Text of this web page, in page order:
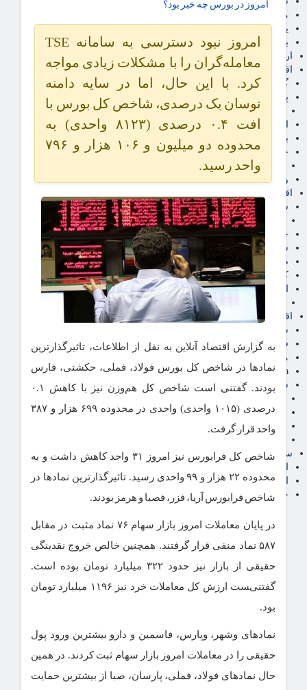
مالیات
یارانه و معیشت مردم
برق، آب و انرژی
ارز دیجیتال
اقتصاد اجتماعی
گردشگری
پزشکی، سلامت و زیبایی
ایران مدلب
اجتماعی
بازنشستگان
حقوق و قضایی
دفتر وکیل
ورزشی
اقتصاد شهری و روستایی
شهر و مسکن و عمران
گسترش ساختمان
حمل و نقل
شهرک های صنعتی
صنایع غذایی
کشاورزی و دامداری
اخبار استان ها
استان تهران
اقتصاد بین الملل
سیاسی
فارکس
مناطق آزاد تجاری
24intermedia
سایر اخبار اقتصادی
فناوری
آگهی رسمی و مزایده
سایر رسانه ها
اقتصاد آفرین
خرید انواع دیزل ژنراتور
امروز در بورس چه خبر بود؟
امروز نبود دسترسی به سامانه TSE
معامله‌گران را با مشکلات زیادی مواجه
کرد. با این حال، اما در سایه دامنه
نوسان یک درصدی، شاخص کل بورس با
افت ۰.۴ درصدی (۸۱۲۳ واحدی) به
محدوده دو میلیون و ۱۰۶ هزار و ۷۹۶
واحد رسید.
به گزارش اقتصاد آنلاین به نقل از اطلاعات، تاثیرگذارترین
نماد‌ها در شاخص کل بورس فولاد، فملی، حکشتی، فارس
بودند. گفتنی است شاخص کل هم‌وزن نیز با کاهش ۰.۱
درصدی (۱۰۱۵ واحدی) واحدی در محدوده ۶۹۹ هزار و ۳۸۷
واحد قرار گرفت.
شاخص کل فرابورس نیز امروز ۳۱ واحد کاهش داشت و به
محدوده ۲۲ هزار و ۹۹ واحدی رسید. تاثیرگذارترین نماد‌ها در
شاخص فرابورس آریا، فزر، فصبا و هرمز بودند.
در پایان معاملات امروز بازار سهام ۷۶ نماد مثبت در مقابل
۵۸۷ نماد منفی قرار گرفتند. همچنین خالص خروج نقدینگی
حقیقی از بازار نیز حدود ۳۲۲ میلیارد تومان بوده است.
گفتنی‌‍ست ارزش کل معاملات خرد نیز ۱۱۹۶ میلیارد تومان
بود.
نماد‌های وشهر، وپارس، فاسمین و دارو بیشترین ورود پول
حقیقی را در معاملات امروز بازار سهام ثبت کردند. در همین
حال نماد‌های فولاد، فملی، پارسان، صبا از بیشترین حمایت